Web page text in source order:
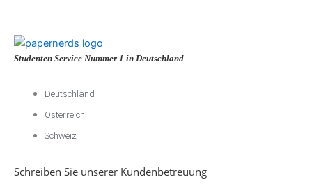
Studenten Service Nummer 1 in Deutschland
Deutschland
Österreich
Schweiz
Schreiben Sie unserer Kundenbetreuung